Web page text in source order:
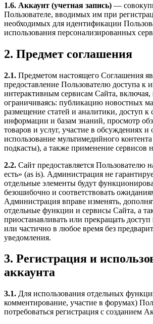
1.6. Аккаунт (учетная запись) —
Пользователе, вводимых им при
необходимых для идентификации
использования персонализированных
2. Предмет соглашения
2.1. Предметом настоящего Соглашения
предоставление Пользователю доступа
интерактивным сервисам Сайта, включая,
ограничиваясь: публикацию новостных
размещение статей и аналитики, доступ к
информации и базам знаний, просмотр
товаров и услуг, участие в обсуждениях и
использование мультимедийного
подкасты), а также применение сервисов
2.2. Сайт предоставляется Пользователю
есть» (as is). Администрация не
отдельные элементы будут
безошибочно и соответствовать
Администрация вправе изменять,
отдельные функции и сервисы Сайта, а
приостанавливать или прекращать
или частично в любое время без
уведомления.
3. Регистрация и
аккаунта
3.1. Для использования отдельных
комментирование, участие в форумах)
потребоваться регистрация с созданием